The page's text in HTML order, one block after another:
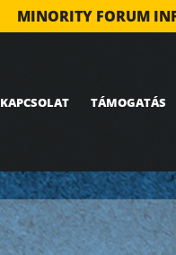
MINORITY FORUM
KAPCSOLAT TÁMOGATÁS